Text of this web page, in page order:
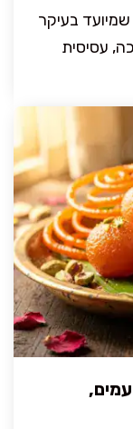
בעיקר
עסיסית